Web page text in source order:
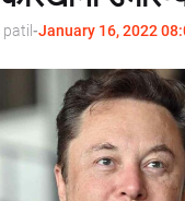
-January 16, 2022